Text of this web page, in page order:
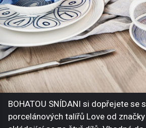
BOHATOU SNÍDANI si dopřejete se
porcelánových talířů Love od